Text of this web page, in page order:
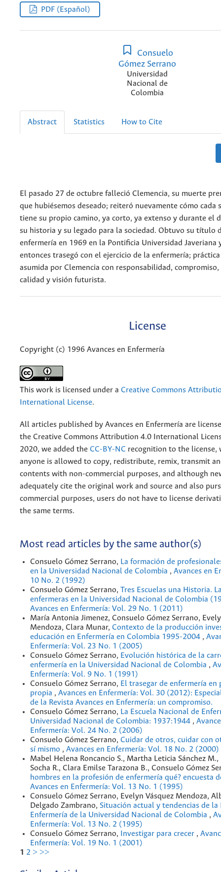
PDF (Español)
Consuelo
Gómez Serrano
Universidad
Nacional de
Colombia
Abstract Statistics How to Cite
El pasado 27 de octubre falleció Clemencia, su muerte
que hubiésemos deseado; reiteró nuevamente cómo cada
tiene su propio camino, ya corto, ya extenso y durante el
su historia y su legado para la sociedad. Obtuvo su título
enfermería en 1969 en la Pontificia Universidad Javeriana
entonces trasegó con el ejercicio de la enfermería;
asumida por Clemencia con responsabilidad, compromiso,
calidad y visión futurista.
License
Copyright (c) 1996 Avances en Enfermería
This work is licensed under a Creative Commons
International License.
All articles published by Avances en Enfermería are
the Creative Commons Attribution 4.0 International
2020, we added the CC-BY-NC recognition to the license,
anyone is allowed to copy, redistribute, remix, transmit
contents with non-commercial purposes, and although
adequately cite the original work and source and also
commercial purposes, users do not have to license
the same terms.
Most read articles by the same author(s)
Consuelo Gómez Serrano, La formación de
en la Universidad Nacional de Colombia , Avances en
10 No. 2 (1992)
Consuelo Gómez Serrano, Tres Escuelas una Historia.
enfermeras en la Universidad Nacional de Colombia
Avances en Enfermería: Vol. 29 No. 1 (2011)
María Antonia Jimenez, Consuelo Gómez Serrano,
Mendoza, Clara Munar, Contexto de la producción
educación en Enfermería en Colombia 1995-2004 ,
Enfermería: Vol. 23 No. 1 (2005)
Consuelo Gómez Serrano, Evolución histórica de la
enfermería en la Universidad Nacional de Colombia ,
Enfermería: Vol. 9 No. 1 (1991)
Consuelo Gómez Serrano, El trasegar de enfermería en
propia , Avances en Enfermería: Vol. 30 (2012):
de la Revista Avances en Enfermería: un compromiso.
Consuelo Gómez Serrano, La Escuela Nacional de
Universidad Nacional de Colombia: 1937:1944 ,
Enfermería: Vol. 24 No. 2 (2006)
Consuelo Gómez Serrano, Cuidar de otros, cuidar con
sí mismo , Avances en Enfermería: Vol. 18 No. 2 (2000)
Mabel Helena Roncancio S., Martha Leticia Sánchez
Socha R., Clara Emilse Tarazona B., Consuelo Gómez
hombres en la profesión de enfermería qué? encuesta
Avances en Enfermería: Vol. 13 No. 1 (1995)
Consuelo Gómez Serrano, Evelyn Vásquez Mendoza,
Delgado Zambrano, Situación actual y tendencias de la
Enfermería de la Universidad Nacional de Colombia ,
Enfermería: Vol. 13 No. 2 (1995)
Consuelo Gómez Serrano,
Investigar para crecer ,
Enfermería: Vol. 19 No. 1 (2001)
1 2 > >>